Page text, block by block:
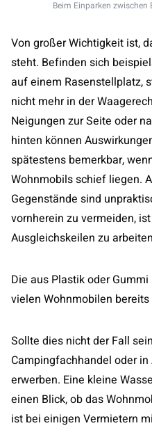
Beim Einparken
Von großer Wichtigkeit ist,
steht. Befinden sich
auf einem Rasenstellplatz,
nicht mehr in der
Neigungen zur Seite oder
hinten können
spätestens bemerkbar,
Wohnmobils schief liegen.
Gegenstände sind
vornherein zu vermeiden,
Ausgleichskeilen zu
Die aus Plastik oder
vielen Wohnmobilen bereits
Sollte dies nicht der Fall
Campingfachhandel oder
erwerben. Eine kleine
einen Blick, ob das
ist bei einigen Vermietern